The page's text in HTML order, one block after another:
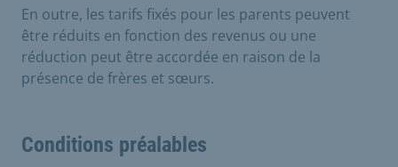
En outre, les tarifs fixés pour les parents peuvent
être réduits en fonction des revenus ou une
réduction peut être accordée en raison de la
présence de frères et sœurs.
Conditions préalables